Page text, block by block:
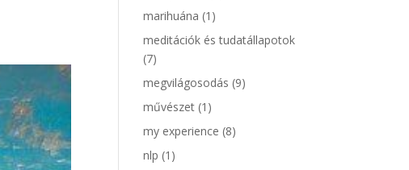
marihuána (1)
meditációk és tudatállapotok
(7)
megvilágosodás (9)
művészet (1)
my experience (8)
nlp (1)